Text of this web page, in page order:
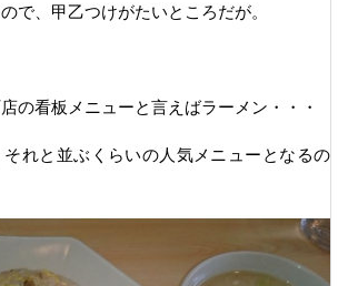
で、甲乙つけがたいところだが。
の看板メニューと言えばラーメン・・・
れと並ぶくらいの人気メニューとなるの